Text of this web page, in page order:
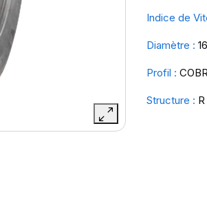
Indice de
Diamètre : 16
Profil :
Structure : R